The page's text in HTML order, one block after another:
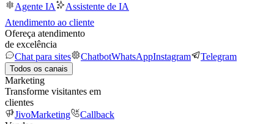
Agente IA
Assistente de IA
Atendimento ao cliente
Ofereça atendimento
de excelência
Chat para sites
ChatbotWhatsAppInstagram Telegram
Todos os canais
Marketing
Transforme visitantes em
clientes
JivoMarketing
Callback